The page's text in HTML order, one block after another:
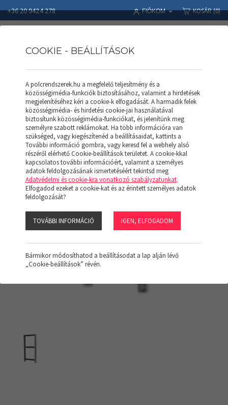
+36 20 9424 278 FIÓKOM KOSÁR(0)
Polcrendszerek Termékek
APROD POLC
APROD nyitott keret AK 253 (H)
COOKIE - BEÁLLÍTÁSOK
A polcrendszerek.hu a megfelelő teljesítmény és a
közösségimédia-funkciók biztosításához, valamint a hirdetések
megjelenítéséhez kéri a cookie-k elfogadását. A harmadik felek
közösségimédia- és hirdetési cookie-jai használatával
biztosítunk közösségimédia-funkciókat, és jelenítünk meg
személyre szabott reklámokat. Ha több információra van
szükséged, vagy kiegészítenéd a beállításaidat, kattints a
További információ gombra, vagy keresd fel a webhely alsó
részéről elérhető Cookie-beállítások területet. A cookie-kkal
kapcsolatos további információért, valamint a személyes
adatok feldolgozásának ismertetéséért tekintsd meg
Adatvédelmi és cookie-kra vonatkozó szabályzatunkat.
Elfogadod ezeket a cookie-kat és az érintett személyes adatok
feldolgozását?
TOVÁBBI INFORMÁCIÓ IGEN, ELFOGADOM
Bármikor módosíthatod a beállításodat a lap alján lévő
„Cookie-beállítások” révén.